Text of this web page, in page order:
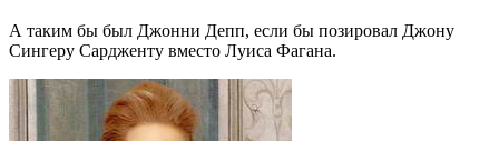
А таким бы был Джонни Депп, если бы позировал Джону
Сингеру Сардженту вместо Луиса Фагана.